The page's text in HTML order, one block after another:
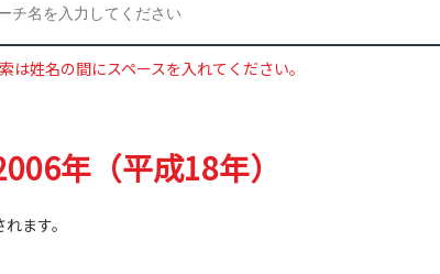
は姓名の間にスペースを入れてください。
年（平成18年）
ます。